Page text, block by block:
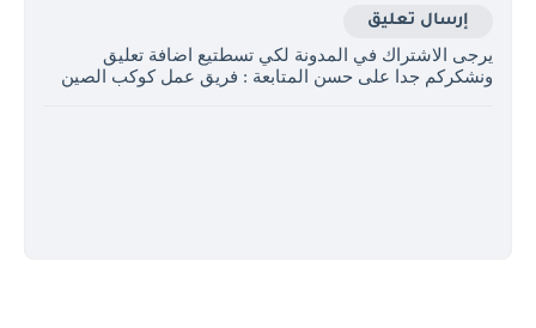
إرسال تعليق
يرجى الاشتراك في المدونة لكي تسطتيع اضافة تعليق
ونشكركم جدا على حسن المتابعة : فريق عمل كوكب الصين